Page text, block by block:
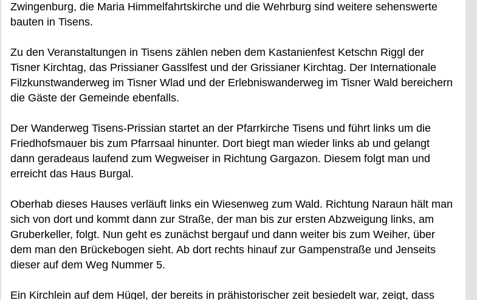
Zwingenburg, die Maria Himmelfahrtskirche und die Wehrburg sind weitere sehenswerte
bauten in Tisens.
Zu den Veranstaltungen in Tisens zählen neben dem Kastanienfest Ketschn Riggl der
Tisner Kirchtag, das Prissianer Gasslfest und der Grissianer Kirchtag. Der Internationale
Filzkunstwanderweg im Tisner Wlad und der Erlebniswanderweg im Tisner Wald bereichern
die Gäste der Gemeinde ebenfalls.
Der Wanderweg Tisens-Prissian startet an der Pfarrkirche Tisens und führt links um die
Friedhofsmauer bis zum Pfarrsaal hinunter. Dort biegt man wieder links ab und gelangt
dann geradeaus laufend zum Wegweiser in Richtung Gargazon. Diesem folgt man und
erreicht das Haus Burgal.
Oberhab dieses Hauses verläuft links ein Wiesenweg zum Wald. Richtung Naraun hält man
sich von dort und kommt dann zur Straße, der man bis zur ersten Abzweigung links, am
Gruberkeller, folgt. Nun geht es zunächst bergauf und dann weiter bis zum Weiher, über
dem man den Brückebogen sieht. Ab dort rechts hinauf zur Gampenstraße und Jenseits
dieser auf dem Weg Nummer 5.
Ein Kirchlein auf dem Hügel, der bereits in prähistorischer zeit besiedelt war, zeigt, dass